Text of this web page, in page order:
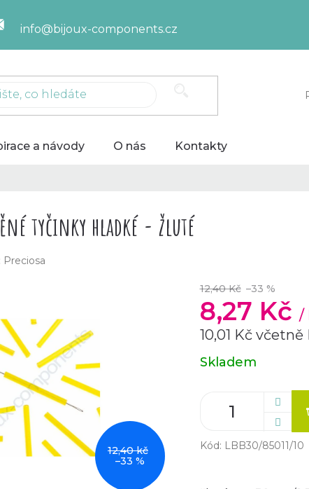
info@bijoux-components.cz
a návody O nás Kontakty
tyčinky hladké - žluté
Preciosa
12,40 kč
–33 %
12,40 Kč –33 %
8,27 Kč /
10,01 Kč včetně
Měrná
cena:
Skladem
Kód: LBB30/85011/10